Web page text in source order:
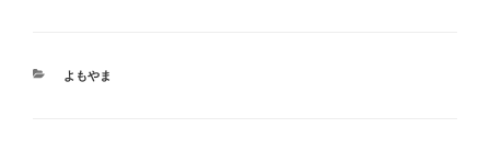
カ
よもやま